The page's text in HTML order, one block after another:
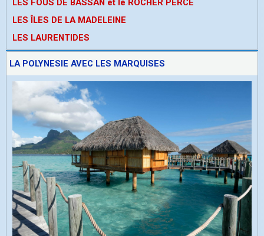
LES FOUS DE BASSAN et le ROCHER PERCE
LES ÎLES DE LA MADELEINE
LES LAURENTIDES
LA POLYNESIE AVEC LES MARQUISES